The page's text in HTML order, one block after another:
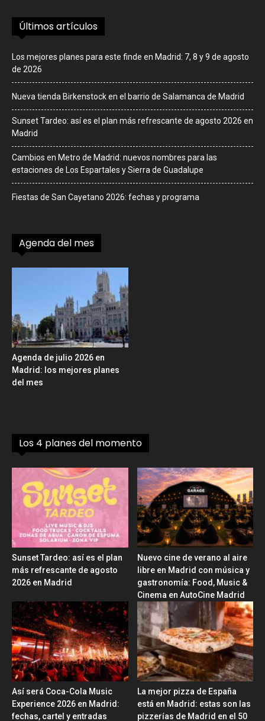
Últimos artículos
Los mejores planes para este finde en Madrid: 7, 8 y 9 de agosto
de 2026
Nueva tienda Birkenstock en el barrio de Salamanca de Madrid
Sunset Tardeo: así es el plan más refrescante de agosto 2026 en
Madrid
Cambios en Metro de Madrid: nuevos nombres para las
estaciones de Los Espartales y Sierra de Guadalupe
Fiestas de San Cayetano 2026: fechas y programa
Agenda del mes
Agenda de julio 2026 en
Madrid: los mejores planes
del mes
Los 4 planes del momento
Sunset Tardeo: así es el plan
más refrescante de agosto
2026 en Madrid
Nuevo cine de verano al aire
libre en Madrid con música y
gastronomía: Food, Music &
Cinema en AutoCine Madrid
Así será Coca-Cola Music
Experience 2026 en Madrid:
fechas, cartel y entradas
La mejor pizza de España
está en Madrid: estas son las
pizzerías de Madrid en el 50